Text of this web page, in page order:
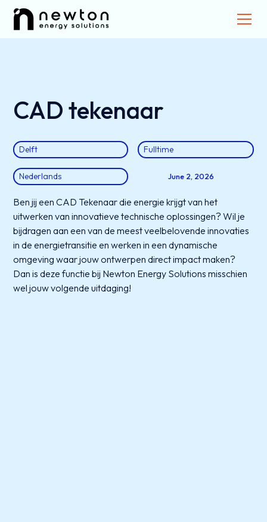
CAD tekenaar
Delft Fulltime
Nederlands June 2, 2026
Ben jij een CAD Tekenaar die energie krijgt van het
uitwerken van innovatieve technische oplossingen? Wil je
bijdragen aan een van de meest veelbelovende innovaties
in de energietransitie en werken in een dynamische
omgeving waar jouw ontwerpen direct impact maken?
Dan is deze functie bij Newton Energy Solutions misschien
wel jouw volgende uitdaging!